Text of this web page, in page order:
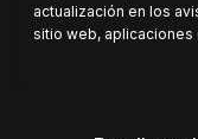
actualización en los
sitio web, aplicaciones